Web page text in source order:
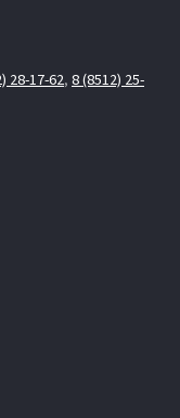
28-17-62, 8 (8512) 25-